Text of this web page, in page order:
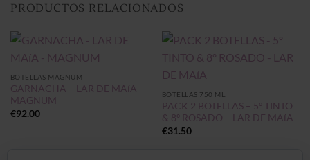
PRODUCTOS RELACIONADOS
BOTELLAS MAGNUM
GARNACHA – LAR DE MAíA –
MAGNUM
€92.00
BOTELLAS 750 ML.
PACK 2 BOTELLAS – 5º TINTO
& 8º ROSADO – LAR DE MAíA
€31.50